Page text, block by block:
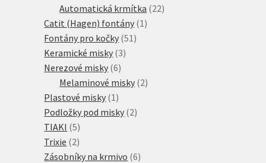
produktů
Automatická krmítka 2222
Catit (Hagen) fontány 1 1
Fontány pro kočky 51 51
Keramické misky 33
Nerezové misky 66
produktů
Melaminové misky 22
Plastové misky 1 1
produkt
Podložky pod misky 22
TIAKI 55
produktů
Trixie 22
produkty
Zásobníky na krmivo 66